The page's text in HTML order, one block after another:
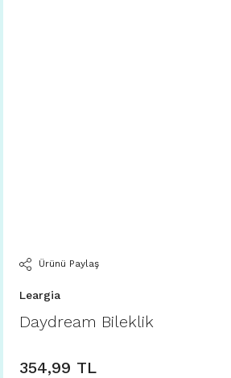
Ürünü Paylaş
Leargia
Daydream Bileklik
354,99 TL